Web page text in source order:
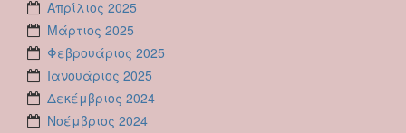
Απρίλιος 2025
Μάρτιος 2025
Φεβρουάριος 2025
Ιανουάριος 2025
Δεκέμβριος 2024
Νοέμβριος 2024